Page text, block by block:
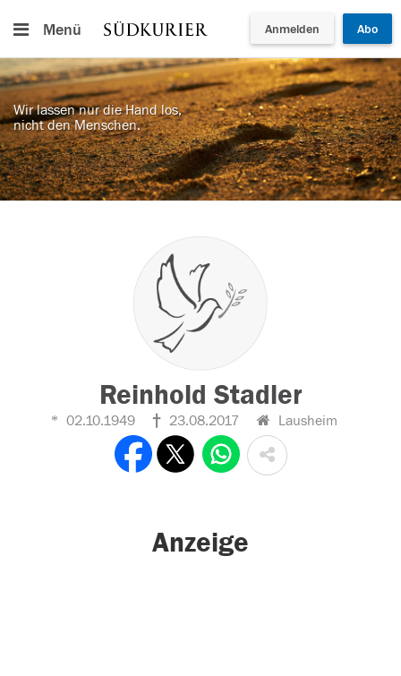
Menü Anmelden Abo
Wir lassen nur die Hand los,
nicht den Menschen.
Reinhold Stadler
02.10.1949 23.08.2017 Lausheim
Anzeige